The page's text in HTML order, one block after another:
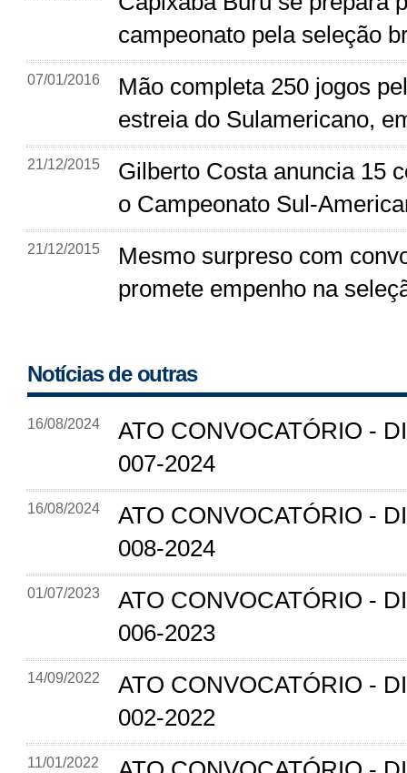
campeonato pela seleção
07/01/2016
Mão completa 250 jogos
estreia do Sulamericano,
21/12/2015
Gilberto Costa anuncia 15
o Campeonato Sul-
21/12/2015
Mesmo surpreso com
promete empenho na
Notícias de outras
16/08/2024
ATO CONVOCATÓRIO -
007-2024
16/08/2024
ATO CONVOCATÓRIO -
008-2024
01/07/2023
ATO CONVOCATÓRIO -
006-2023
14/09/2022
ATO CONVOCATÓRIO -
002-2022
11/01/2022